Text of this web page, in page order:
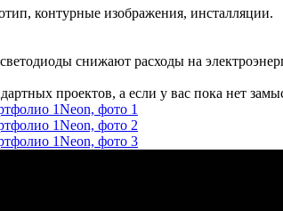
контурные изображения, инсталляции.
снижают расходы на
проектов, а если у вас пока нет